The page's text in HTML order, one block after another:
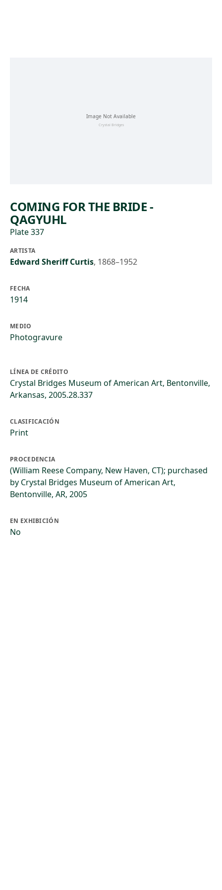
COMING FOR THE BRIDE -
QAGYUHL
Plate 337
ARTISTA
Edward Sheriff Curtis, 1868–1952
FECHA
1914
MEDIO
Photogravure
LÍNEA DE CRÉDITO
Crystal Bridges Museum of American Art, Bentonville,
Arkansas, 2005.28.337
CLASIFICACIÓN
Print
PROCEDENCIA
(William Reese Company, New Haven, CT); purchased
by Crystal Bridges Museum of American Art,
Bentonville, AR, 2005
EN EXHIBICIÓN
No